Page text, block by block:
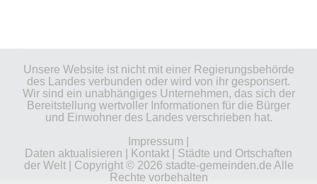
Unsere Website ist nicht mit einer Regierungsbehörde
des Landes verbunden oder wird von ihr gesponsert.
Wir sind ein unabhängiges Unternehmen, das sich der
Bereitstellung wertvoller Informationen für die Bürger
und Einwohner des Landes verschrieben hat.
Impressum
Daten aktualisieren
Kontakt
Städte und Ortschaften
der Welt| Copyright © 2026 stadte-gemeinden.de Alle
Rechte vorbehalten